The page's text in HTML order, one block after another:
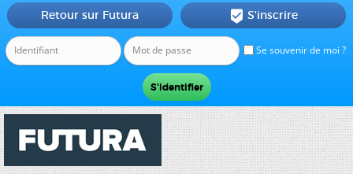
Se souvenir de moi ?
Retour sur Futura  S'inscrire